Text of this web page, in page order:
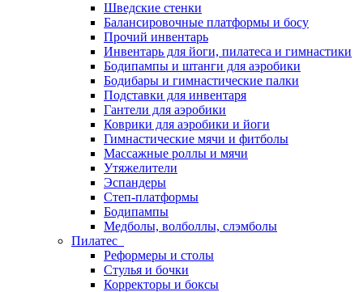
Шведские стенки
Балансировочные платформы и босу
Прочий инвентарь
Инвентарь для йоги, пилатеса и гимнастики
Бодипампы и штанги для аэробики
Бодибары и гимнастические палки
Подставки для инвентаря
Гантели для аэробики
Коврики для аэробики и йоги
Гимнастические мячи и фитболы
Массажные роллы и мячи
Утяжелители
Эспандеры
Степ-платформы
Бодипампы
Медболы, волболлы, слэмболы
Пилатес
Реформеры и столы
Стулья и бочки
Корректоры и боксы